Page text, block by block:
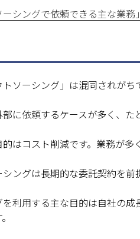
ーシングで依頼できる主な業務」
トソーシング」は混同されがち
に依頼するケースが多く、た
はコスト削減です。業務が
ングは長期的な委託契約を
利用する主な目的は自社の